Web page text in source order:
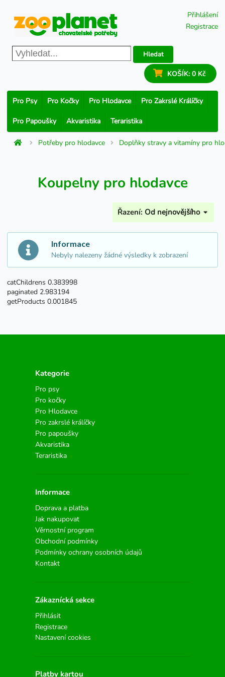
Přihlášení
Registrace
Hledat
KOŠÍK: 0 Kč
Pro Psy Pro Kočky Pro Hlodavce Pro Zakrslé Králíčky
Pro Papoušky Akvaristika Teraristika
Potřeby pro hlodavce Doplňky stravy a vitamíny pro
Koupelny pro hlodavce
Řazení: Od nejnovějšího
Informace
Nebyly nalezeny žádné výsledky k zobrazení
catChildrens 0.383998
paginated 2.983194
getProducts 0.001845
Kategorie
Pro psy
Pro kočky
Pro Hlodavce
Pro zakrslé králíčky
Pro papoušky
Akvaristika
Teraristika
Informace
Doprava a platba
Jak nakupovat
Věrnostní program
Obchodní podmínky
Podmínky ochrany osobních údajů
Kontakt
Zákaznícká sekce
Přihlásit
Registrace
Nastavení cookies
Platby kartou